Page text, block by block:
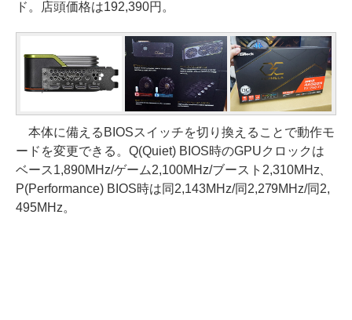
ド。店頭価格は192,390円。
本体に備えるBIOSスイッチを切り換えることで動作モ
ードを変更できる。Q(Quiet) BIOS時のGPUクロックは
ベース1,890MHz/ゲーム2,100MHz/ブースト2,310MHz、
P(Performance) BIOS時は同2,143MHz/同2,279MHz/同2,
495MHz。